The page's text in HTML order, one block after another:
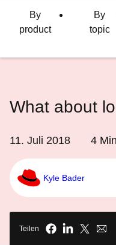
By
product
By
topic
What about
11. Juli 2018 4
Kyle Bader
Teilen